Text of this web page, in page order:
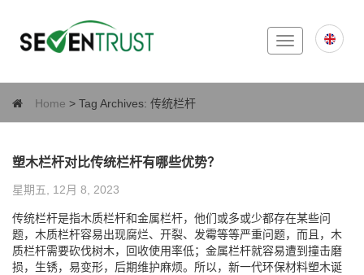
Toggle
navigation
Home > Tag Archives: 传统栏杆
塑木栏杆对比传统栏杆有哪些优势？
星期五, 12月 8, 2023
传统栏杆是指木质栏杆和金属栏杆，他们或多或少都存在某些问
题，木质栏杆容易出现腐烂、开裂、发霉等等严重问题，而且，木
质栏杆需要砍伐树木，回收使用率低；金属栏杆就容易遭到撞击磨
损，生锈，易变形，后期维护麻烦。所以，新一代环保材料塑木诞